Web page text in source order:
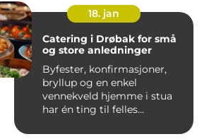
18. jan
Catering i Drøbak for små
og store anledninger
Byfester, konfirmasjoner,
bryllup og en enkel
vennekveld hjemme i stua
har én ting til felles...